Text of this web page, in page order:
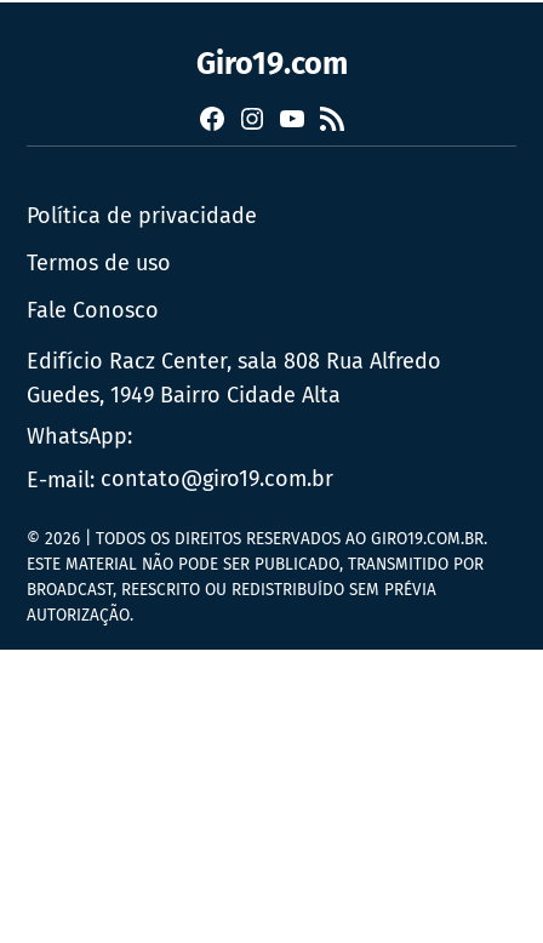
Giro19.com
FacebookInstagram
YouTube
RSS
Política de privacidade
Termos de uso
Fale Conosco
Edifício Racz Center, sala 808 Rua Alfredo
Guedes, 1949 Bairro Cidade Alta
WhatsApp:
E-mail: contato@giro19.com.br
© 2026 | TODOS OS DIREITOS RESERVADOS AO GIRO19.COM.BR.
ESTE MATERIAL NÃO PODE SER PUBLICADO, TRANSMITIDO POR
BROADCAST, REESCRITO OU REDISTRIBUÍDO SEM PRÉVIA
AUTORIZAÇÃO.